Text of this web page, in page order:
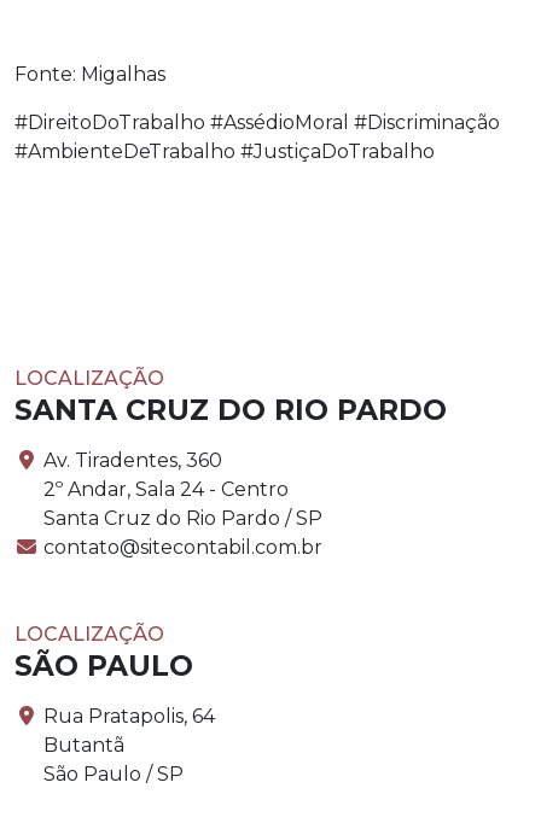
Fonte: Migalhas
#DireitoDoTrabalho #AssédioMoral #Discriminação
#AmbienteDeTrabalho #JustiçaDoTrabalho
LOCALIZAÇÃO
SANTA CRUZ DO RIO PARDO
Av. Tiradentes, 360
2º Andar, Sala 24 - Centro
Santa Cruz do Rio Pardo / SP
contato@sitecontabil.com.br
LOCALIZAÇÃO
SÃO PAULO
Rua Pratapolis, 64
Butantã
São Paulo / SP